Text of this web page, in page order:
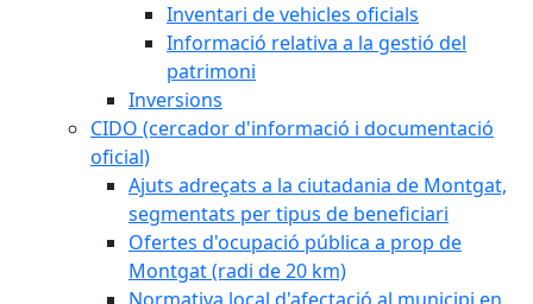
Inventari de vehicles oficials
Informació relativa a la gestió del
patrimoni
Inversions
CIDO (cercador d'informació i documentació
oficial)
Ajuts adreçats a la ciutadania de Montgat,
segmentats per tipus de beneficiari
Ofertes d'ocupació pública a prop de
Montgat (radi de 20 km)